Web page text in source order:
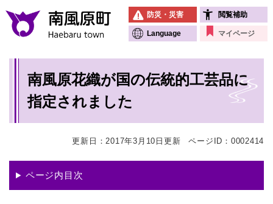
メニューを飛ばして本文へ
防災・災害 閲覧補助
Language マイページ
南風原花織が国の伝統的工芸品に
指定されました
更新日：2017年3月10日更新 ページID：0002414
ページ内目次